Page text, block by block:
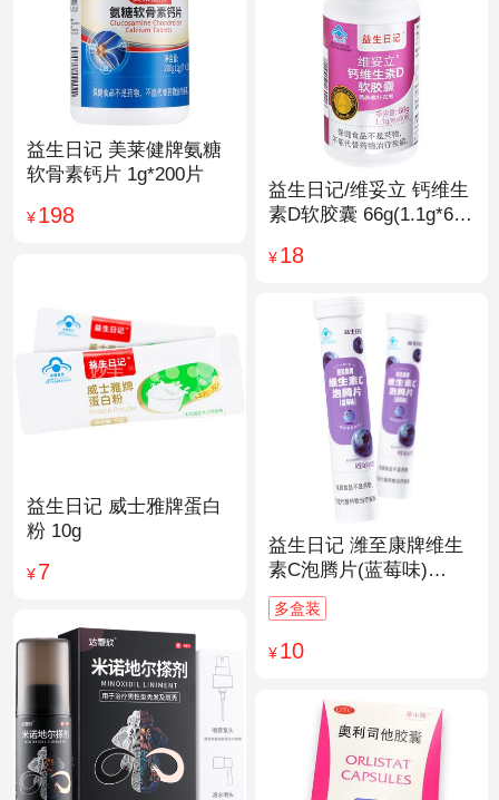
益生日记 美莱健牌氨糖
软骨素钙片 1g*200片
¥198
益生日记/维妥立 钙维生
素D软胶囊 66g(1.1g*60
¥18
益生日记 威士雅牌蛋白
粉 10g
¥7
益生日记 潍至康牌维生
素C泡腾片(蓝莓味)
4.0g*20片
多盒装
¥10